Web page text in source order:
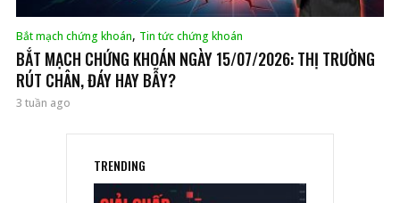
Bắt mạch chứng khoán, Tin tức chứng khoán
BẮT MẠCH CHỨNG KHOÁN NGÀY 15/07/2026: THỊ TRƯỜNG
RÚT CHÂN, ĐÁY HAY BẪY?
3 tuần ago
TRENDING